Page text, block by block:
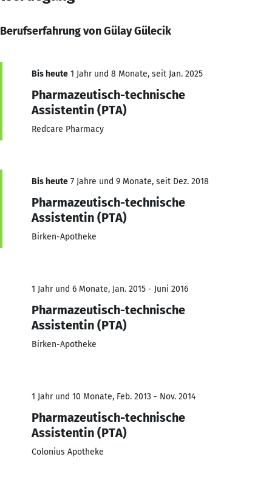
Berufserfahrung von Gülay Gülecik
Bis heute 1 Jahr und 8 Monate, seit Jan. 2025
Pharmazeutisch-technische
Assistentin (PTA)
Redcare Pharmacy
Bis heute 7 Jahre und 9 Monate, seit Dez. 2018
Pharmazeutisch-technische
Assistentin (PTA)
Birken-Apotheke
1 Jahr und 6 Monate, Jan. 2015 - Juni 2016
Pharmazeutisch-technische
Assistentin (PTA)
Birken-Apotheke
1 Jahr und 10 Monate, Feb. 2013 - Nov. 2014
Pharmazeutisch-technische
Assistentin (PTA)
Colonius Apotheke